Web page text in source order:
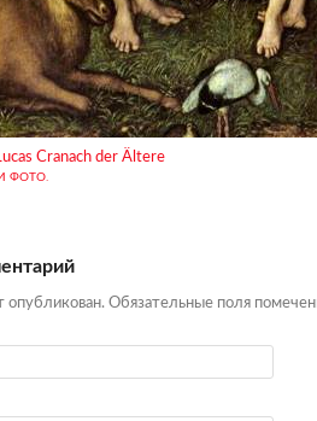
Cranach der Ältere
ФОТО.
опубликован. Обязательные поля